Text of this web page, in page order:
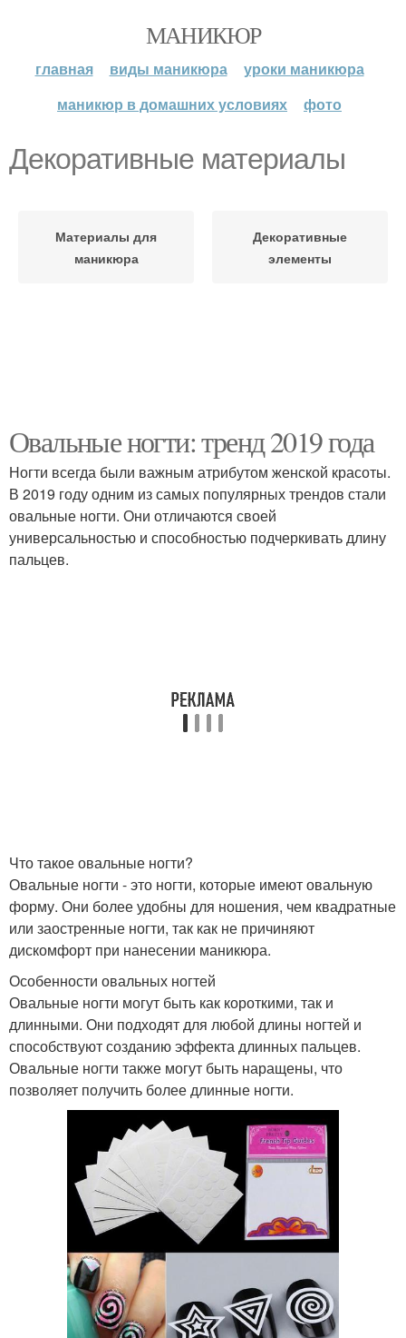
МАНИКЮР
главная виды маникюра
уроки маникюра
маникюр в домашних условиях
фото
Декоративные материалы
Материалы для
маникюра
Декоративные
элементы
Овальные ногти: тренд 2019 года
Ногти всегда были важным атрибутом женской красоты.
В 2019 году одним из самых популярных трендов стали
овальные ногти. Они отличаются своей
универсальностью и способностью подчеркивать длину
пальцев.
Что такое овальные ногти?
Овальные ногти - это ногти, которые имеют овальную
форму. Они более удобны для ношения, чем квадратные
или заостренные ногти, так как не причиняют
дискомфорт при нанесении маникюра.
Особенности овальных ногтей
Овальные ногти могут быть как короткими, так и
длинными. Они подходят для любой длины ногтей и
способствуют созданию эффекта длинных пальцев.
Овальные ногти также могут быть наращены, что
позволяет получить более длинные ногти.